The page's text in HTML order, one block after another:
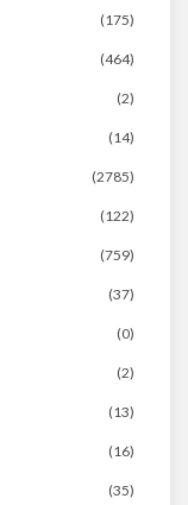
(175)
(464)
(2)
(14)
(2785)
(122)
(759)
(37)
(0)
(2)
(13)
(16)
(35)